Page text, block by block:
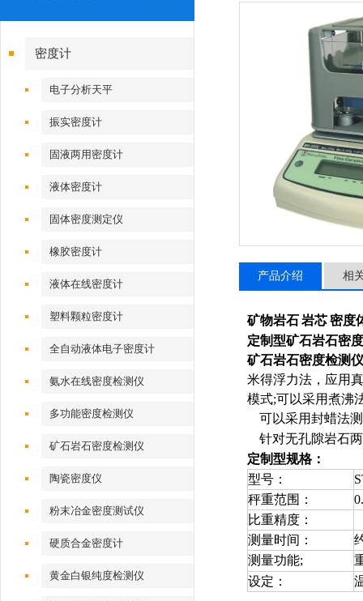
密度计
电子分析天平
振实密度计
固液两用密度计
液体密度计
固体密度测定仪
橡胶密度计
液体在线密度计
塑料颗粒密度计
全自动液体电子密度计
氨水在线密度检测仪
多功能密度检测仪
矿石岩石密度检测仪
陶瓷密度仪
粉末冶金密度测试仪
硬质合金密度计
黄金白银纯度检测仪
产品介绍 相
矿物岩石岩芯密度
定制型矿石岩石密
矿石岩石密度检测仪
米得浮力法，应用
模式;可以采用煮沸
可以采用封蜡法
针对无孔隙岩石
定制型规格：
型号：
秤重范围：
比重精度：
测量时间：
测量功能;
设定：